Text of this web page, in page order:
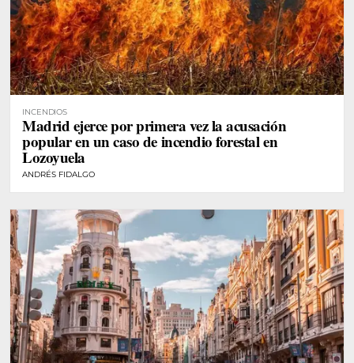
INCENDIOS
Madrid ejerce por primera vez la acusación
popular en un caso de incendio forestal en
Lozoyuela
ANDRÉS FIDALGO